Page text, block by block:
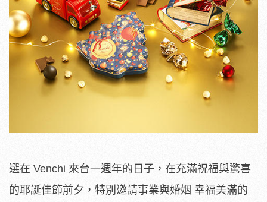
選在 Venchi 來台一週年的日子，在充滿祝福與驚喜
的耶誕佳節前夕，特別邀請事業與婚姻 幸福美滿的